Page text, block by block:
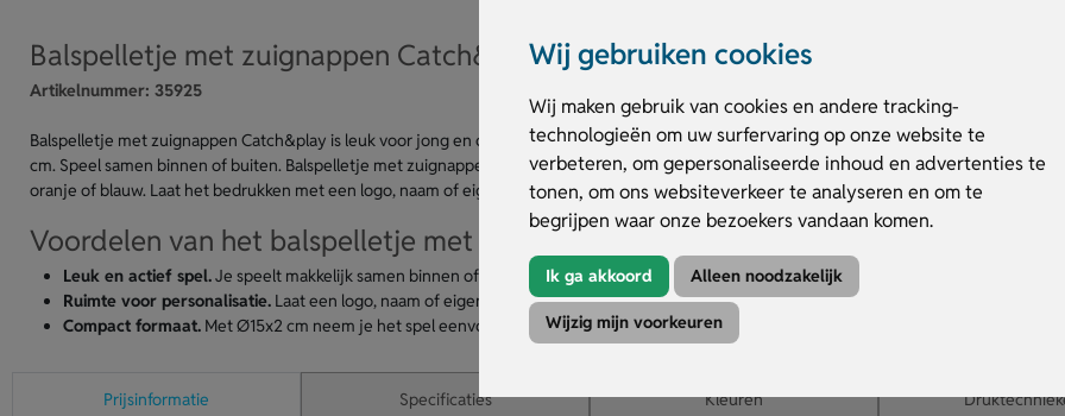
Wij gebruiken cookies
Wij maken gebruik van cookies en andere tracking-
technologieën om uw surfervaring op onze website te
verbeteren, om gepersonaliseerde inhoud en advertenties te
tonen, om ons websiteverkeer te analyseren en om te
begrijpen waar onze bezoekers vandaan komen.
Ik ga akkoord Alleen noodzakelijk
Wijzig mijn voorkeuren
Balspelletje met zuignappen Catch&play
Artikelnummer: 35925
Balspelletje met zuignappen Catch&play is leuk voor jong en oud. De set bevat een bal met zuignappen en 2 zuigbalhouders. Product
cm. Speel samen binnen of buiten. Balspelletje met zuignappen Catch&play ligt lekker in de hand en zorgt voor actief speelplezier. Leverbaar
oranje of blauw. Laat het bedrukken met een logo, naam of eigen ontwerp. Bestel of vraag een prijs op.
Voordelen van het balspelletje met zuignappen Catch&play
Leuk en actief spel.Je speelt makkelijk samen binnen of buiten.
Ruimte voor personalisatie.Laat een logo, naam of eigen ontwerp aanbrengen op de binnen en buitenkant.
Compact formaat.Met Ø15x2 cm neem je het spel eenvoudig mee.
Prijsinformatie Specificaties Kleuren